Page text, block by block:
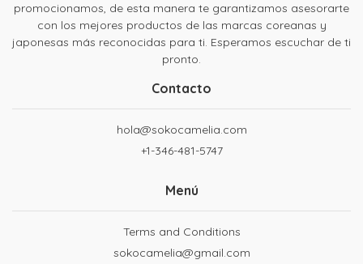
promocionamos, de esta manera te garantizamos asesorarte
con los mejores productos de las marcas coreanas y
japonesas más reconocidas para ti. Esperamos escuchar de ti
pronto.
Contacto
hola@sokocamelia.com
+1-346-481-5747
Menú
Terms and Conditions
sokocamelia@gmail.com